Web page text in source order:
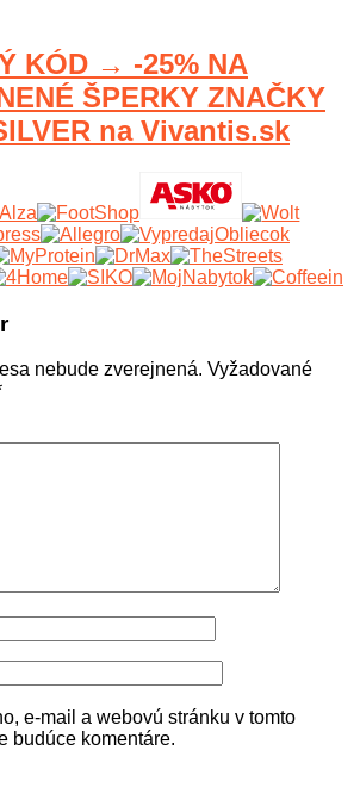
KÓD → -25% NA
ŠPERKY ZNAČKY
na Vivantis.sk
nebude zverejnená. Vyžadované
e-mail a webovú stránku v tomto
budúce komentáre.